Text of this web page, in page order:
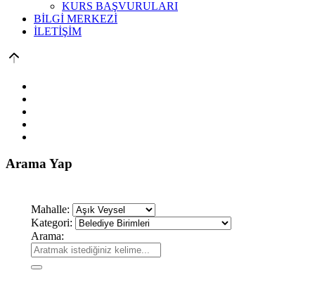
KURS BAŞVURULARI
BİLGİ MERKEZİ
İLETİŞİM
Arama Yap
Mahalle:
Kategori:
Arama: